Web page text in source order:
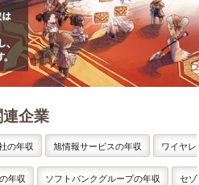
連企業
の年収 旭情報サービスの年収 ワイヤレ
年収 ソフトバンクグループの年収 セゾ